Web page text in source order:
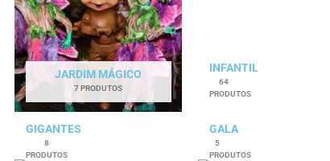
JARDIM MÁGICO
7 PRODUTOS
INFANTIL
64
PRODUTOS
GIGANTES
8
PRODUTOS
GALA
5
PRODUTOS